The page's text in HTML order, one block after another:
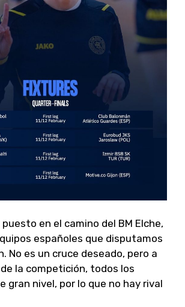
en el camino del BM Elche,
españoles que disputamos
No es un cruce deseado, pero a
la competición, todos los
gran nivel, por lo que no hay rival